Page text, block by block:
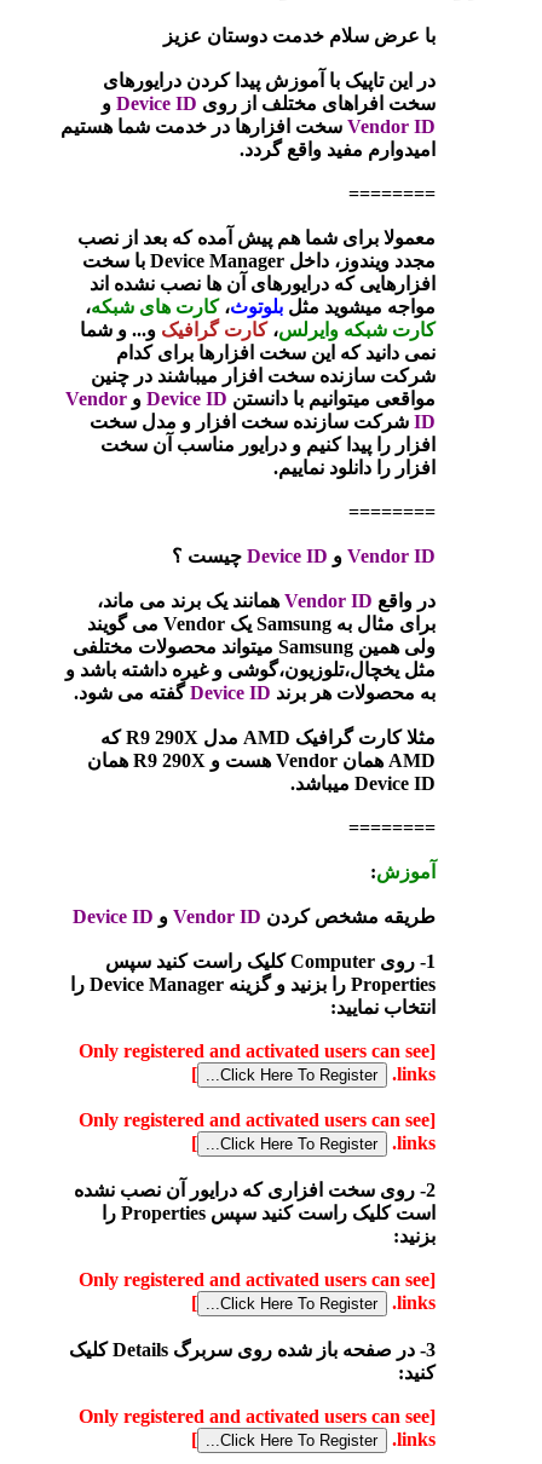
با عرض سلام خدمت دوستان عزیز
در این تاپیک با آموزش پیدا کردن درایورهای
سخت افراهای مختلف از روی Device ID و
Vendor ID سخت افزارها در خدمت شما هستیم
امیدوارم مفید واقع گردد.
========
معمولا برای شما هم پیش آمده که بعد از نصب
مجدد ویندوز ،
داخل Device Manager با سخت
افزارهایی که درایورهای آن ها نصب نشده اند
مواجه میشوید مثل بلوتوث، کارت های شبکه،
کارت شبکه وایرلس، کارت گرافیک و... و شما
نمی دانید که این سخت افزارها برای کدام
شرکت سازنده سخت افزار میباشند در چنین
مواقعی میتوانیم با دانستن Device ID و Vendor
ID شرکت سازنده سخت افزار و مدل سخت
افزار را پیدا کنیم و درایور مناسب آن سخت
افزار را دانلود نماییم.
========
Vendor ID و Device ID چیست ؟
در واقع Vendor ID همانند یک برند می ماند،
برای مثال به Samsung یک Vendor می گویند
ولی همین Samsung میتواند محصولات مختلفی
مثل یخچال،تلوزیون،گوشی و غیره داشته باشد و
به محصولات هر برند Device IDگفته می شود.
مثلا کارت گرافیک AMD مدل R9 290X که
AMD همان Vendor هست و R9 290X همان
Device ID میباشد.
========
آموزش:
طریقه مشخص کردن Vendor ID و Device ID
1- روی Computer کلیک راست کنید سپس
Properties را بزنید و گزینه Device Manager را
انتخاب نمایید:
[Only registered and activated users can see
links.
]
[Only registered and activated users can see
links.
]
2- روی سخت افزاری که درایور آن نصب نشده
است کلیک راست کنید سپس Properties را
بزنید:
[Only registered and activated users can see
links.
]
3- در صفحه باز شده روی سربرگ Details کلیک
کنید:
[Only registered and activated users can see
links.
]